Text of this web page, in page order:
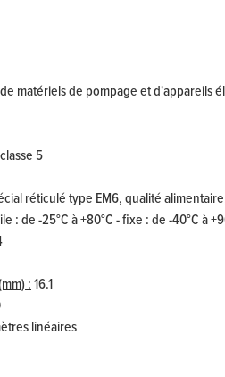
matériels de pompage et
5
réticulé type EM6, qualité
: de -25°C à +80°C - fixe : de -40°C à
:16.1
linéaires